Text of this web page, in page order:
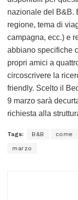
nazionale del B&B.
regione, tema di
campagna, ecc.) e
abbiano specifiche
propri amici a
circoscrivere la
friendly. Scelto il
9 marzo sarà
richiesta alla
Tags: B&B come
marzo